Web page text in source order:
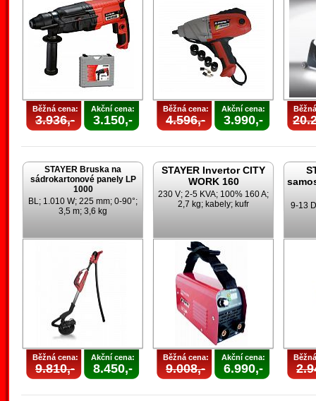
Běžná cena:
3.936,-
Akční cena:
3.150,-
Běžná cena:
4.596,-
Akční cena:
3.990,-
STAYER Bruska na
sádrokartonové panely LP
1000
BL; 1.010 W; 225 mm; 0-90°;
3,5 m; 3,6 kg
Běžná cena:
9.810,-
Akční cena:
8.450,-
STAYER Invertor CITY
WORK 160
230 V; 2-5 KVA; 100% 160 A;
2,7 kg; kabely; kufr
Běžná cena:
9.008,-
Akční cena:
6.990,-
9-13